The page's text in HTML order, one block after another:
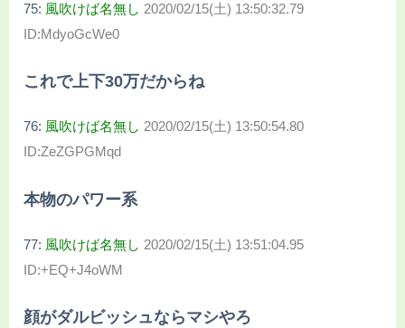
75: 風吹けば名無し 2020/02/15(土) 13:50:32.79
ID:MdyoGcWe0
これで上下30万だからね
76: 風吹けば名無し 2020/02/15(土) 13:50:54.80
ID:ZeZGPGMqd
本物のパワー系
77: 風吹けば名無し 2020/02/15(土) 13:51:04.95
ID:+EQ+J4oWM
顔がダルビッシュならマシやろ